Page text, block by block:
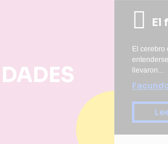
El
El cerebro
llevaron...